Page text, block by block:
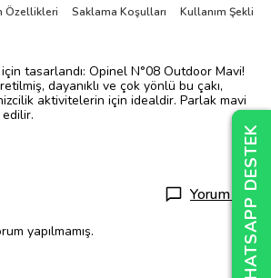
Özellikleri Saklama Koşulları Kullanım Şekli
tasarlandı: Opinel N°08 Outdoor Mavi!
dayanıklı ve çok yönlü bu çakı,
aktivitelerin için idealdir. Parlak mavi
Yorum Yap
yapılmamış. WHATSAPP DESTEK
WHATSAPP DESTEK
WHATSAPP DESTEK